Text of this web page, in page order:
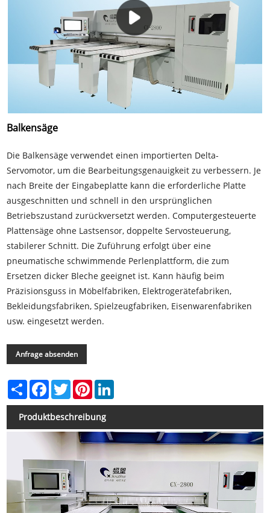
Balkensäge
Die Balkensäge verwendet einen importierten Delta-
Servomotor, um die Bearbeitungsgenauigkeit zu verbessern. Je
nach Breite der Eingabeplatte kann die erforderliche Platte
ausgeschnitten und schnell in den ursprünglichen
Betriebszustand zurückversetzt werden. Computergesteuerte
Plattensäge ohne Lastsensor, doppelte Servosteuerung,
stabilerer Schnitt. Die Zuführung erfolgt über eine
pneumatische schwimmende Perlenplattform, die zum
Ersetzen dicker Bleche geeignet ist. Kann häufig beim
Präzisionsguss in Möbelfabriken, Elektrogerätefabriken,
Bekleidungsfabriken, Spielzeugfabriken, Eisenwarenfabriken
usw. eingesetzt werden.
Anfrage absenden
Share FacebookTwitterPinterest
Produktbeschreibung